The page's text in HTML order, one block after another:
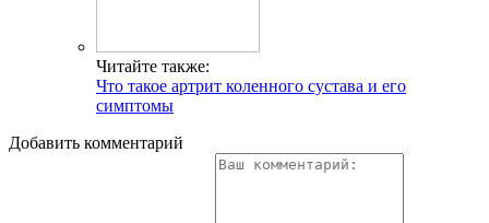
Читайте также:
Что такое артрит коленного сустава и его
симптомы
Добавить комментарий